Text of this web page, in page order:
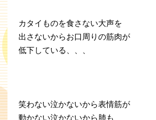
カタイものを食さない大声を
出さないからお口周りの筋肉が
低下している、、、
笑わない泣かないから表情筋が
動かない泣かないから肺も